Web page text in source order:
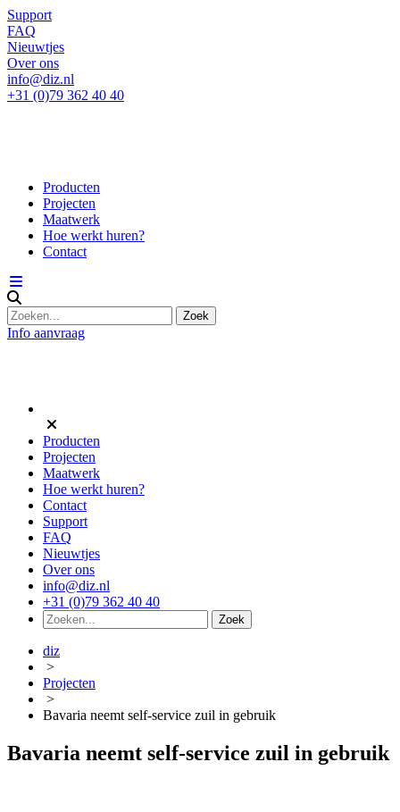
Support
FAQ
Nieuwtjes
Over ons
info@diz.nl
+31 (0)79 362 40 40
Producten
Projecten
Maatwerk
Hoe werkt huren?
Contact
Info aanvraag
Producten
Projecten
Maatwerk
Hoe werkt huren?
Contact
Support
FAQ
Nieuwtjes
Over ons
info@diz.nl
+31 (0)79 362 40 40
diz
>
Projecten
>
Bavaria neemt self-service zuil in gebruik
Bavaria neemt self-service zuil in gebruik